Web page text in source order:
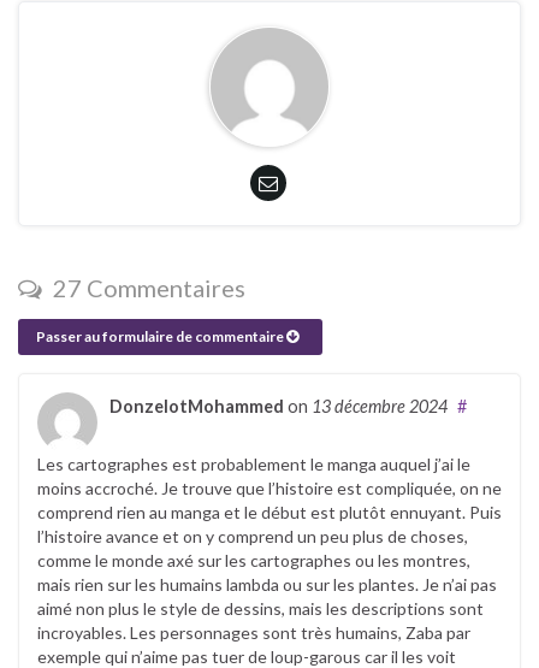
27 Commentaires
Passer au formulaire de commentaire
DonzelotMohammed on 13 décembre 2024 #
Les cartographes est probablement le manga auquel j’ai le
moins accroché. Je trouve que l’histoire est compliquée, on ne
comprend rien au manga et le début est plutôt ennuyant. Puis
l’histoire avance et on y comprend un peu plus de choses,
comme le monde axé sur les cartographes ou les montres,
mais rien sur les humains lambda ou sur les plantes. Je n’ai pas
aimé non plus le style de dessins, mais les descriptions sont
incroyables. Les personnages sont très humains, Zaba par
exemple qui n’aime pas tuer de loup-garous car il les voit